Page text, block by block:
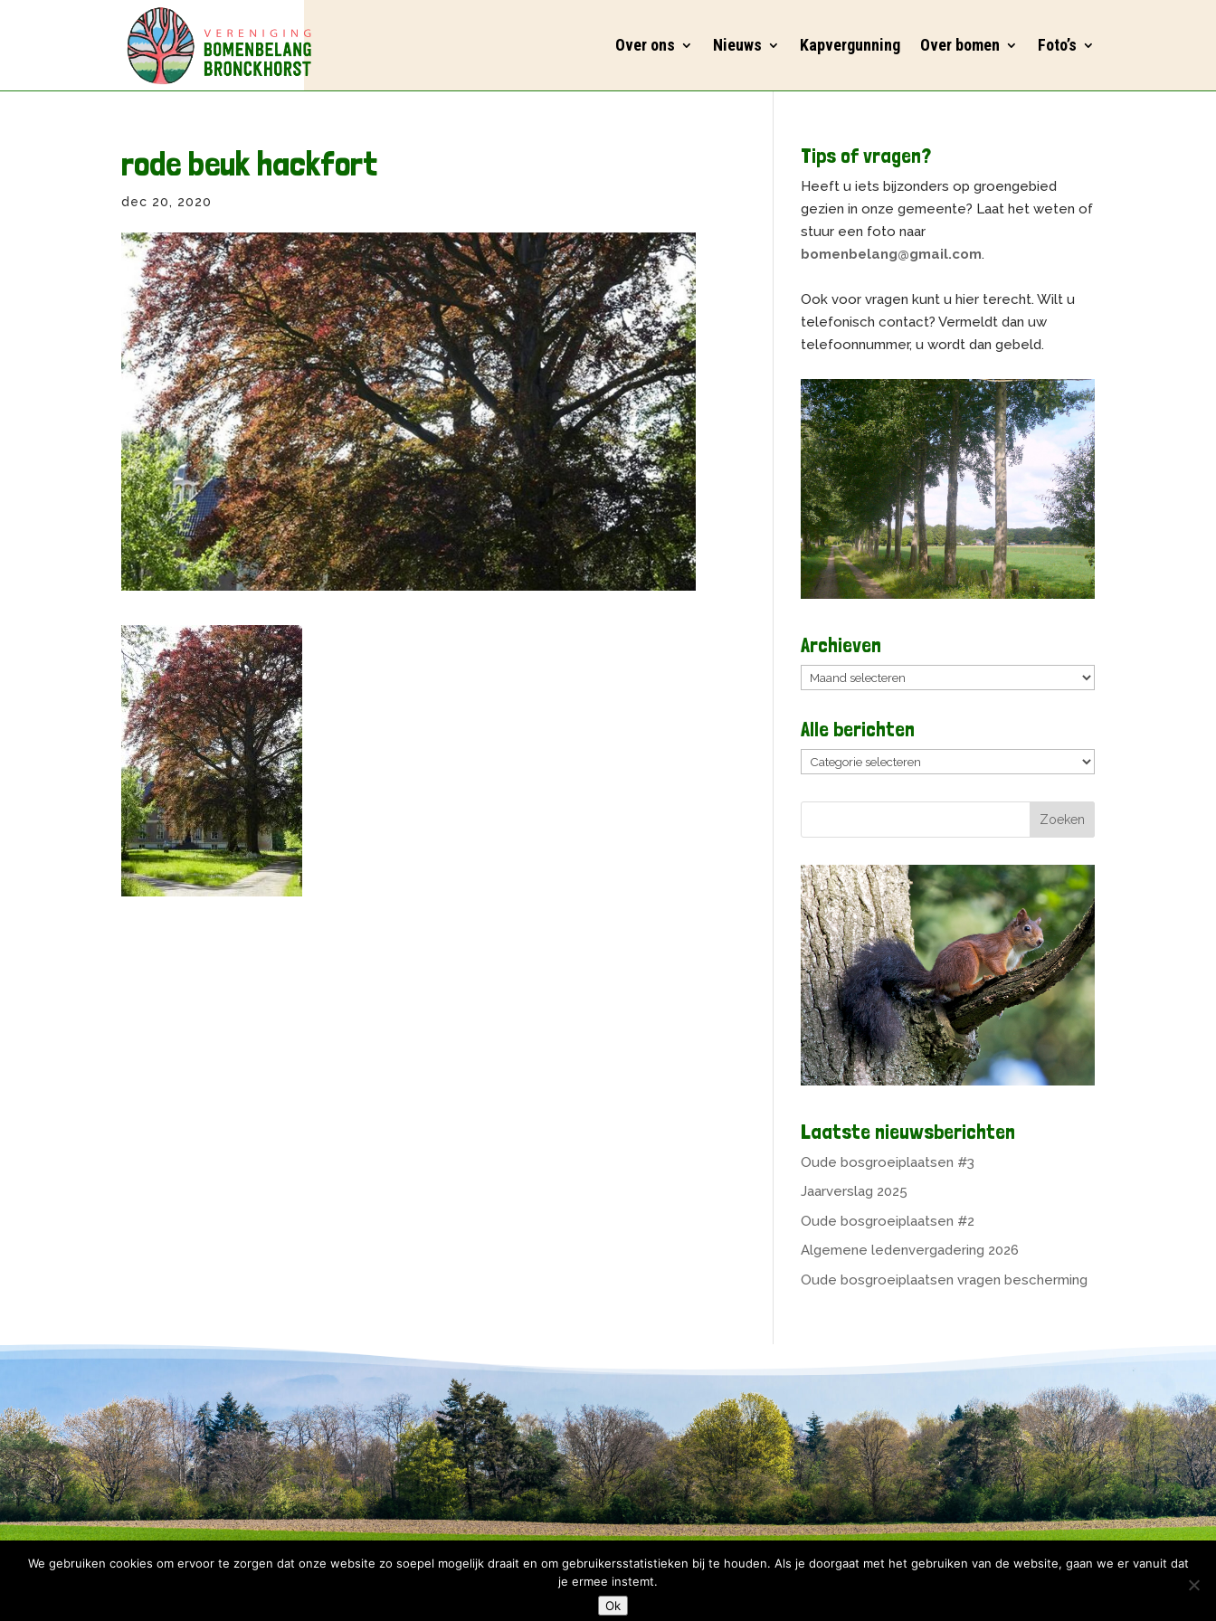
Over ons Nieuws Kapvergunning Over bomen Foto’s
rode beuk hackfort
dec 20, 2020
Tips of vragen?
Heeft u iets bijzonders op groengebied
gezien in onze gemeente? Laat het weten of
stuur een foto naar
bomenbelang@gmail.com.
Ook voor vragen kunt u hier terecht. Wilt u
telefonisch contact? Vermeldt dan uw
telefoonnummer, u wordt dan gebeld.
Archieven
Archieven
Alle berichten
Alle
Laatste nieuwsberichten
Oude bosgroeiplaatsen #3
Jaarverslag 2025
Oude bosgroeiplaatsen #2
Algemene ledenvergadering 2026
Oude bosgroeiplaatsen vragen bescherming
© 2026 Copyright Bomenbelang Bronckhorst |
We gebruiken cookies om ervoor te zorgen dat onze website zo soepel mogelijk draait en om gebruikersstatistieken bij te houden. Als je doorgaat met het gebruiken van de website, gaan we er vanuit dat
je ermee instemt.
Ok